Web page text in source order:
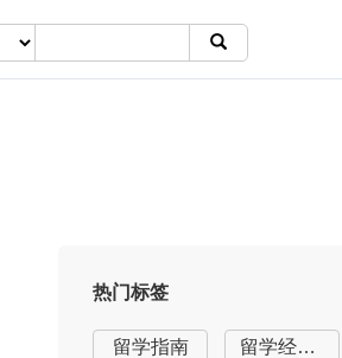
热门标签
留学指南 留学经验分享